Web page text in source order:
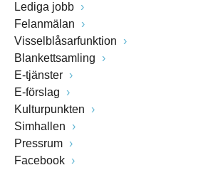
Lediga jobb
Felanmälan
Visselblåsarfunktion
Blankettsamling
E-tjänster
E-förslag
Kulturpunkten
Simhallen
Pressrum
Facebook